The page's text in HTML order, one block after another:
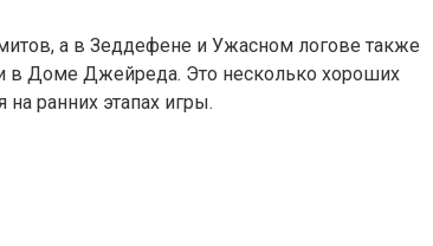
а в Зеддефене и Ужасном логове также
в Доме Джейреда. Это несколько хороших
ранних этапах игры.